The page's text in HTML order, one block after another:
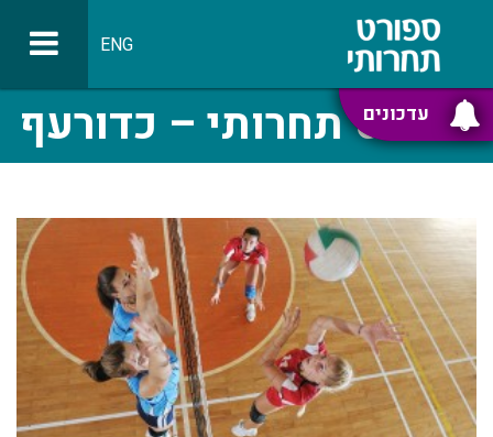
עדכונים
ENG
ספורט תחרותי – כדורעף